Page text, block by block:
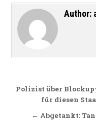
Author:
Polizist über
für diesen
← Abgetankt: